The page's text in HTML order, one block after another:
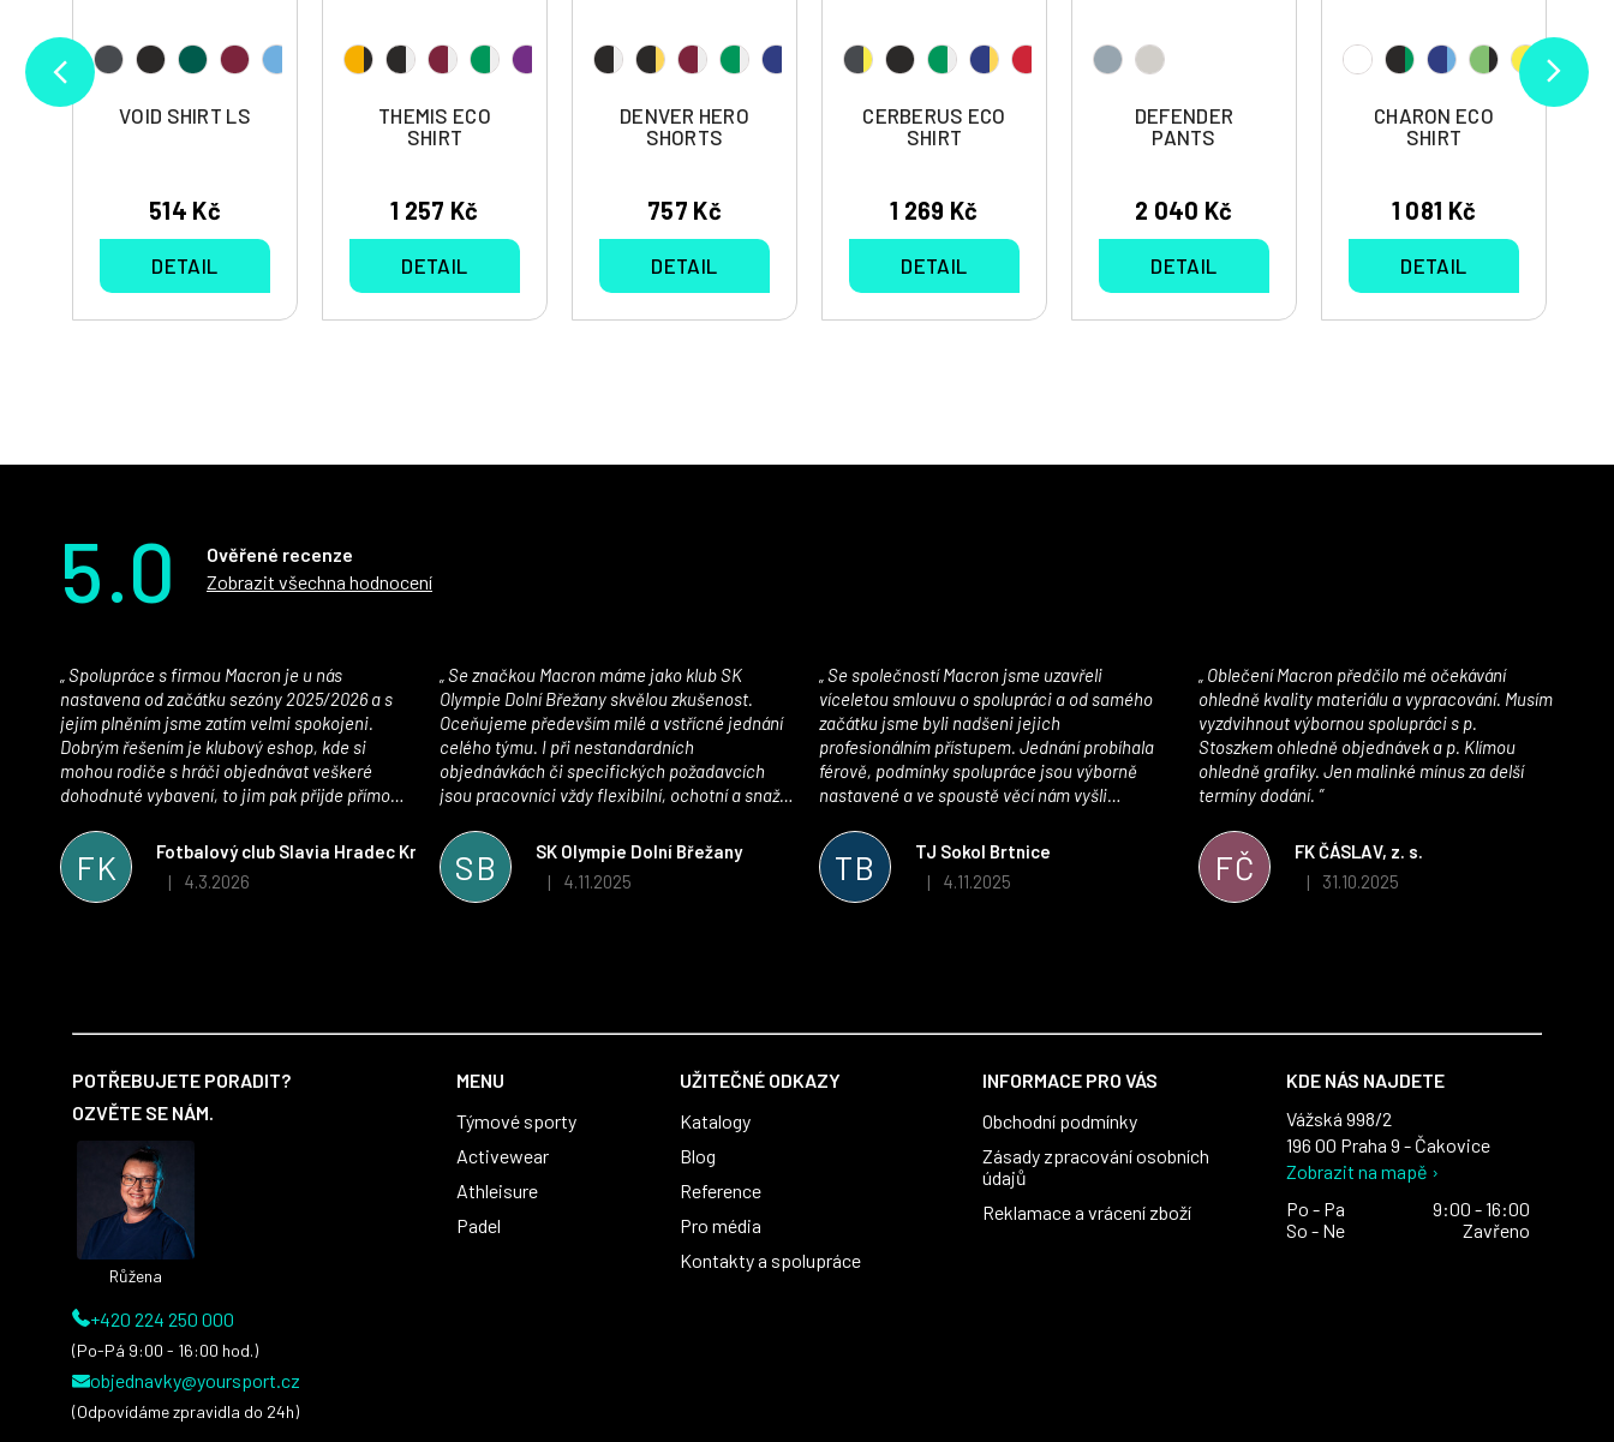
VOID SHIRT LS
514 Kč
DETAIL
THEMIS ECO
SHIRT
1 257 Kč
DETAIL
DENVER HERO
SHORTS
757 Kč
DETAIL
CERBERUS ECO
SHIRT
1 269 Kč
DETAIL
DEFENDER
PANTS
2 040 Kč
DETAIL
CHARON ECO
SHIRT
1 081 Kč
DETAIL
5.0
Ověřené recenze
Zobrazit všechna hodnocení
FK
Fotbalový club Slavia Hradec Králové z.s.
Hodnocení obchodu je 5 z 5 hvězdiček.
| 4.3.2026
nastavena od začátku sezóny 2025/2026 a s
jejím plněním jsme zatím velmi spokojeni.
Dobrým řešením je klubový eshop, kde si
mohou rodiče s hráči objednávat veškeré
dohodnuté vybavení, to jim pak přijde přímo
oblečením jsme spokojeni, stejně tak s
komunikací a snahou řešit všechny záležitosti
velmi rychle a ke spokojenosti obou stran.
SB
SK Olympie Dolní Břežany
Hodnocení obchodu je 5 z 5 hvězdiček.
| 4.11.2025
Olympie Dolní Břežany skvělou zkušenost.
Oceňujeme především milé a vstřícné jednání
celého týmu. I při nestandardních
objednávkách či specifických požadavcích
jsou pracovníci vždy flexibilní, ochotní a snaží
vynikající a plně odpovídá potřebám
sportovního klubu!
TB
TJ Sokol Brtnice
Hodnocení obchodu je 5 z 5 hvězdiček.
| 4.11.2025
víceletou smlouvu o spolupráci a od samého
začátku jsme byli nadšeni jejich
profesionálním přístupem. Jednání probíhala
férově, podmínky spolupráce jsou výborně
nastavené a ve spoustě věcí nám vyšli
velmi kvalitní a příjemné na nošení. Velmi
oceňujeme také vytvoření klubového e-shopu,
který je perfektně zpracovaný a výrazně nám
FČ
FK ČÁSLAV, z. s.
Hodnocení obchodu je 5 z 5 hvězdiček.
| 31.10.2025
ohledně kvality materiálu a vypracování. Musím
vyzdvihnout výbornou spolupráci s p.
Stoszkem ohledně objednávek a p. Klímou
ohledně grafiky. Jen malinké mínus za delší
termíny dodání.
POTŘEBUJETE PORADIT?
OZVĚTE SE NÁM.
Růžena
+420 224 250 000
(Po-Pá 9:00 - 16:00 hod.)
objednavky@yoursport.cz
(Odpovídáme zpravidla do 24h)
MENU
Týmové sporty
Activewear
Athleisure
Padel
UŽITEČNÉ ODKAZY
Katalogy
Blog
Reference
Pro média
Kontakty a spolupráce
INFORMACE PRO VÁS
Obchodní podmínky
Zásady zpracování osobních
údajů
Reklamace a vrácení zboží
KDE NÁS NAJDETE
Vážská 998/2
196 00 Praha 9 - Čakovice
Zobrazit na mapě ›
Po - Pa
9:00 - 16:00
So - Ne
Zavřeno